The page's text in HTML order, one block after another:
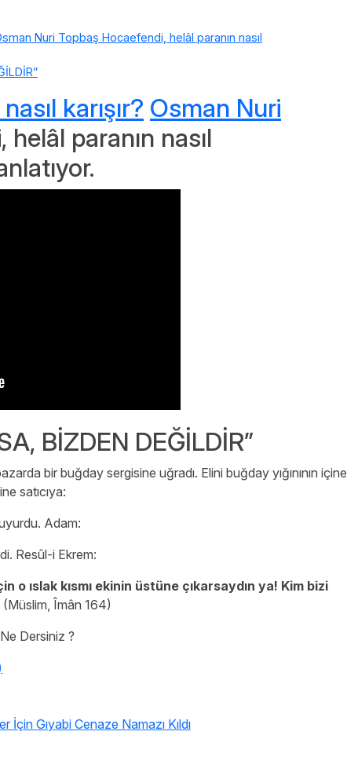
Nuri Topbaş Hocaefendi, helâl paranın nasıl
karışır? Osman Nuri
paranın nasıl
BİZDEN DEĞİLDİR”
bir buğday sergisine uğradı. Elini buğday yığınının içine
satıcıya:
Adam:
Resûl-i Ekrem:
o ıslak kısmı ekinin üstüne çıkarsaydın ya! Kim bizi
(Müslim, Îmân 164)
Dersiniz ?
Gıyabi Cenaze Namazı Kıldı